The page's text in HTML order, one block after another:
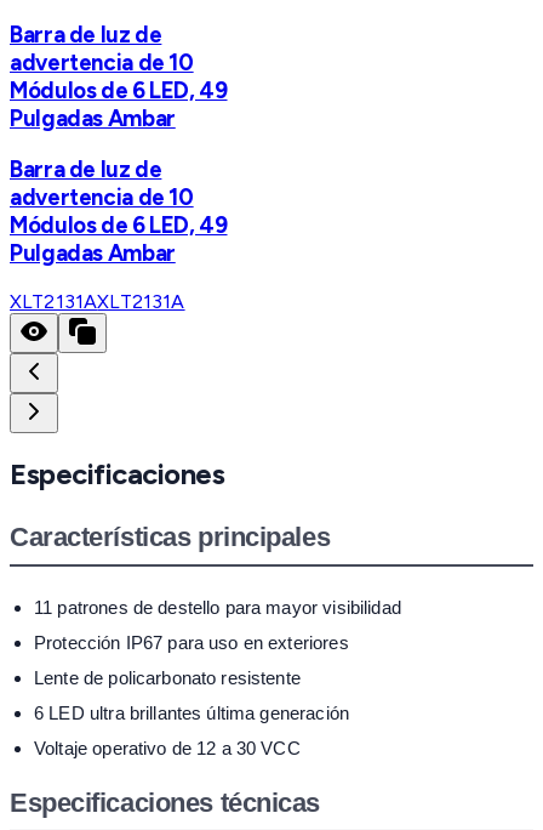
Barra de luz de
advertencia de 10
Módulos de 6 LED, 49
Pulgadas Ambar
Barra de luz de
advertencia de 10
Módulos de 6 LED, 49
Pulgadas Ambar
XLT2131AXLT2131A
Especificaciones
Características principales
11 patrones de destello para mayor visibilidad
Protección IP67 para uso en exteriores
Lente de policarbonato resistente
6 LED ultra brillantes última generación
Voltaje operativo de 12 a 30 VCC
Especificaciones técnicas